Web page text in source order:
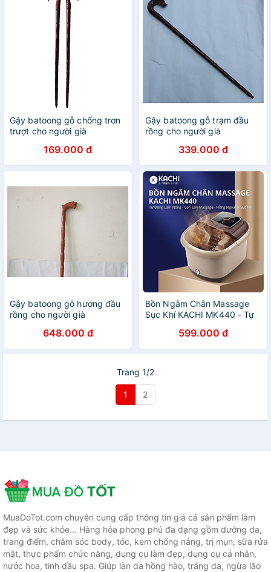
Gậy batoong gỗ chống trơn
trượt cho người già
169.000 đ
Gậy batoong gỗ trạm đầu
rồng cho người già
339.000 đ
Gậy batoong gỗ hương đầu
rồng cho người già
648.000 đ
Bồn Ngâm Chân Massage
Sục Khí KACHI MK440 - Tự
Thảo Dược - hàng chính
hãng
599.000 đ
Trang 1/2
1 2
MuaDoTot.com chuyên cung cấp thông tin giá cả sản phẩm làm
đẹp và sức khỏe... Hàng hóa phong phú đa dạng gồm dưỡng da,
trang điểm, chăm sóc body, tóc, kem chống nắng, trị mụn, sữa rửa
mặt, thực phẩm chức năng, dụng cụ làm đẹp, dụng cụ cá nhân,
nước hoa, tinh dầu spa. Giúp làn da hồng hào, trắng da, ngừa lão